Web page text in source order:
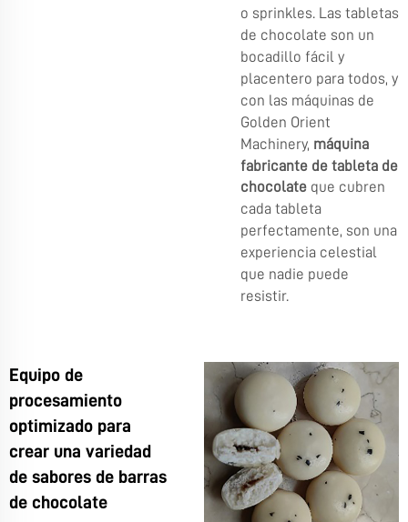
o sprinkles. Las tabletas
de chocolate son un
bocadillo fácil y
placentero para todos, y
con las máquinas de
Golden Orient
Machinery, máquina
fabricante de tableta de
chocolate que cubren
cada tableta
perfectamente, son una
experiencia celestial
que nadie puede
resistir.
Equipo de
procesamiento
optimizado para
crear una variedad
de sabores de barras
de chocolate